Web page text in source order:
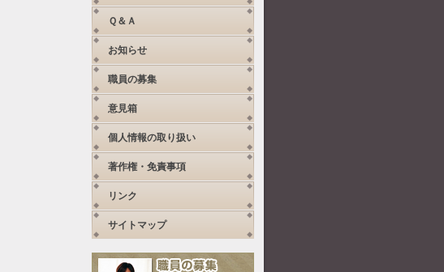
Ｑ＆Ａ
お知らせ
職員の募集
意見箱
個人情報の取り扱い
著作権・免責事項
リンク
サイトマップ